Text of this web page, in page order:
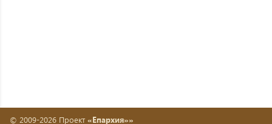
© 2009-2026 Проект «Епархия»»